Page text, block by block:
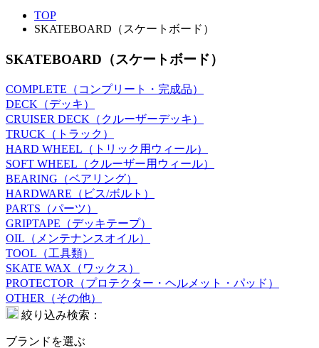
TOP
SKATEBOARD（スケートボード）
SKATEBOARD（スケートボード）
COMPLETE（コンプリート・完成品）
DECK（デッキ）
CRUISER DECK（クルーザーデッキ）
TRUCK（トラック）
HARD WHEEL（トリック用ウィール）
SOFT WHEEL（クルーザー用ウィール）
BEARING（ベアリング）
HARDWARE（ビス/ボルト）
PARTS（パーツ）
GRIPTAPE（デッキテープ）
OIL（メンテナンスオイル）
TOOL（工具類）
SKATE WAX（ワックス）
PROTECTOR（プロテクター・ヘルメット・パッド）
OTHER（その他）
絞り込み検索：
ブランドを選ぶ